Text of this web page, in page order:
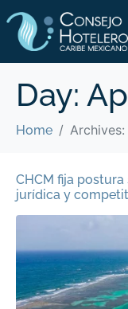
Day:
Home
CHCM fija
jurídica y